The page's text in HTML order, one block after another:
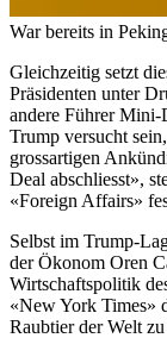
War bereits in
Gleichzeitig setzt
Präsidenten unter
andere Führer Mini-
Trump versucht
grossartigen
Deal abschliesst»,
«Foreign Affairs»
Selbst im Trump-
der Ökonom Oren
Wirtschaftspolitik
«New York Times»
Raubtier der Welt